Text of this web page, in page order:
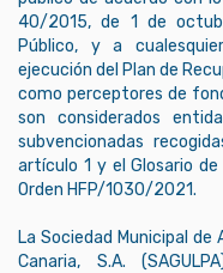
40/2015, de 1 de
Público, y a
ejecución del Plan de
como perceptores de
son considerados
subvencionadas
artículo 1 y el Glosario
Orden HFP/1030/2021.
La Sociedad Municipal de
Canaria, S.A.